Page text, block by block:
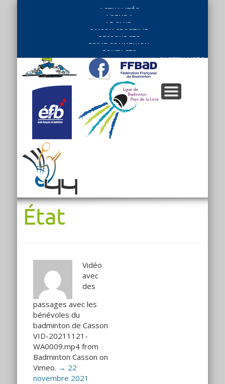
ACTUALITÉS
AGENDA
LE CLUB
SAISON SPORTIVE
RESSOURCES
PRIVE CONNEXION
CONTACTS
PARTENAIRES
État
Vidéo
avec
des
passages avec les
bénévoles du
badminton de Casson
VID-20211121-
WA0009.mp4 from
Badminton Casson on
Vimeo. → 22
novembre 2021